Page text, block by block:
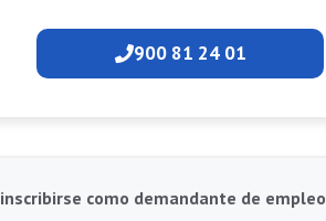
900 81 24 01
inscribirse como demandante de empleo